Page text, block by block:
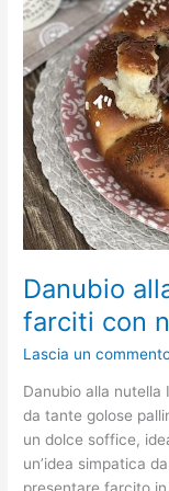
Danubio
farciti con
Lascia un
Danubio alla
da tante golose
un dolce soffice,
un’idea simpatica
panini
farciti
con
nutella